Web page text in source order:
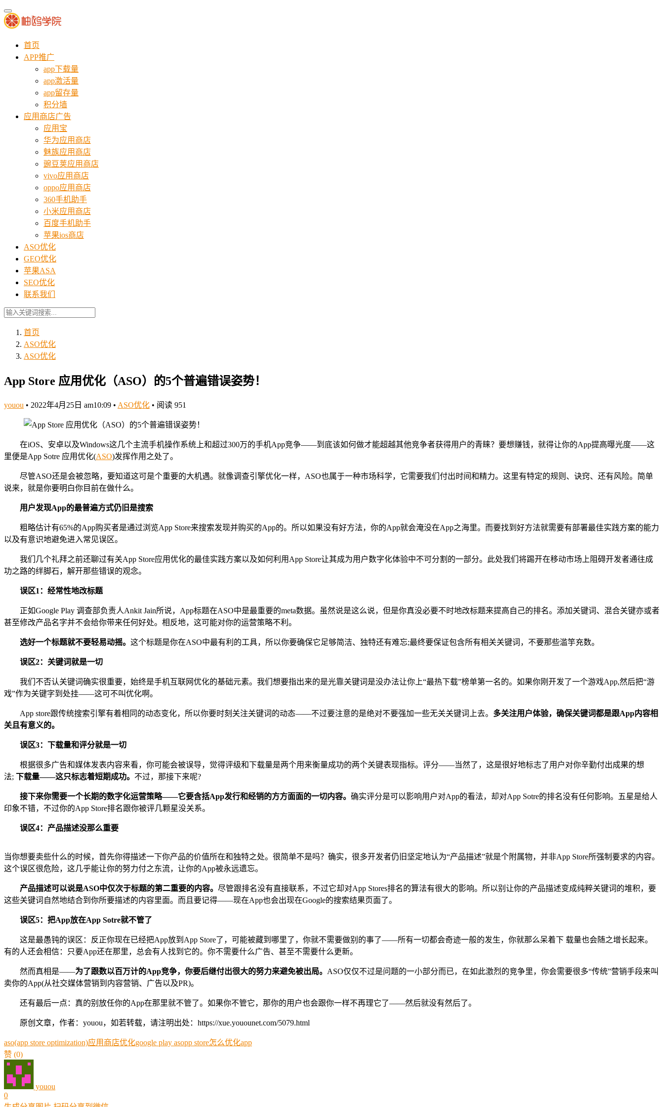
首页
APP推广
app下载量
app激活量
app留存量
积分墙
应用商店广告
应用宝
华为应用商店
魅族应用商店
豌豆荚应用商店
vivo应用商店
oppo应用商店
360手机助手
小米应用商店
百度手机助手
苹果ios商店
ASO优化
GEO优化
苹果ASA
SEO优化
联系我们
首页
ASO优化
ASO优化
App Store 应用优化（ASO）的5个普遍错误姿势！
youou • 2022年4月25日 am10:09 • ASO优化 • 阅读 951
在iOS、安卓以及Windows这几个主流手机操作系统上和超过300万的手机App竞争——到底该如何做才能超越其他竞争者获得用户的青睐？要想赚钱，就得让你的App提高曝光度——这
里便是App Sotre 应用优化(ASO)发挥作用之处了。
尽管ASO还是会被忽略，要知道这可是个重要的大机遇。就像调查引擎优化一样，ASO也属于一种市场科学，它需要我们付出时间和精力。这里有特定的规则、诀窍、还有风险。简单
说来，就是你要明白你目前在做什么。
用户发现App的最普遍方式仍旧是搜索
粗略估计有65%的App购买者是通过浏览App Store来搜索发现并购买的App的。所以如果没有好方法，你的App就会淹没在App之海里。而要找到好方法就需要有部署最佳实践方案的能力
以及有意识地避免进入常见误区。
我们几个礼拜之前还聊过有关App Store应用优化的最佳实践方案以及如何利用App Store让其成为用户数字化体验中不可分割的一部分。此处我们将踢开在移动市场上阻碍开发者通往成
功之路的绊脚石，解开那些错误的观念。
误区1：经常性地改标题
正如Google Play 调查部负责人Ankit Jain所说，App标题在ASO中是最重要的meta数据。虽然说是这么说，但是你真没必要不时地改标题来提高自己的排名。添加关键词、混合关键亦或者
甚至修改产品名字并不会给你带来任何好处。相反地，这可能对你的运营策略不利。
选好一个标题就不要轻易动摇。 这个标题是你在ASO中最有利的工具，所以你要确保它足够简洁、独特还有难忘;最终要保证包含所有相关关键词，不要那些滥竽充数。
误区2：关键词就是一切
我们不否认关键词确实很重要，始终是手机互联网优化的基础元素。我们想要指出来的是光靠关键词是没办法让你上“最热下载”榜单第一名的。如果你刚开发了一个游戏App,然后把“游
戏”作为关键字到处挂——这可不叫优化啊。
App store跟传统搜索引擎有着相同的动态变化，所以你要时刻关注关键词的动态——不过要注意的是绝对不要强加一些无关关键词上去。 多关注用户体验，确保关键词都是跟App内容相
关且有意义的。
误区3：下载量和评分就是一切
根据很多广告和媒体发表内容来看，你可能会被误导，觉得评级和下载量是两个用来衡量成功的两个关键表现指标。评分——当然了，这是很好地标志了用户对你辛勤付出成果的想
法; 下载量——这只标志着短期成功。 不过，那接下来呢?
接下来你需要一个长期的数字化运营策略——它要含括App发行和经销的方方面面的一切内容。 确实评分是可以影响用户对App的看法，却对App Sotre的排名没有任何影响。五星是给人
印象不错，不过你的App Store排名跟你被评几颗星没关系。
误区4：产品描述没那么重要
当你想要卖些什么的时候，首先你得描述一下你产品的价值所在和独特之处。很简单不是吗？确实，很多开发者仍旧坚定地认为“产品描述”就是个附属物，并非App Store所强制要求的内容。
这个误区很危险，这几乎能让你的努力付之东流，让你的App被永远遗忘。
产品描述可以说是ASO中仅次于标题的第二重要的内容。 尽管跟排名没有直接联系，不过它却对App Stores排名的算法有很大的影响。所以别让你的产品描述变成纯粹关键词的堆积，要
这些关键词自然地结合到你所要描述的内容里面。而且要记得——现在App也会出现在Google的搜索结果页面了。
误区5：把App放在App Sotre就不管了
这是最愚钝的误区：反正你现在已经把App放到App Store了，可能被藏到哪里了，你就不需要做别的事了——所有一切都会奇迹一般的发生，你就那么呆着下 载量也会随之增长起来。
有的人还会相信：只要App还在那里，总会有人找到它的。你不需要什么广告、甚至不需要什么更新。
然而真相是——为了跟数以百万计的App竞争，你要后继付出很大的努力来避免被出局。 ASO仅仅不过是问题的一小部分而已，在如此激烈的竞争里，你会需要很多“传统”营销手段来叫
卖你的App(从社交媒体营销到内容营销、广告以及PR)。
还有最后一点：真的别放任你的App在那里就不管了。如果你不管它，那你的用户也会跟你一样不再理它了——然后就没有然后了。
原创文章，作者：youou，如若转载，请注明出处：https://xue.youounet.com/5079.html
aso(app store optimization)应用商店优化google play asopp store怎么优化app
赞 (0)
youou
0